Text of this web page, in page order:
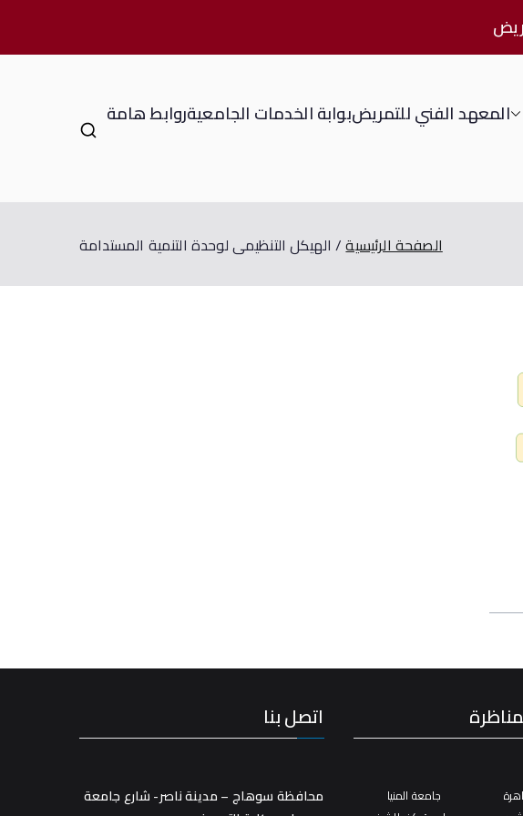
المعهد الفني للتمريضبوابة الخدمات الجامعيةروابط هامة
الصفحة الرئيسية الهيكل التنظيمى لوحدة التنمية المستدامة
جامعة المنيا
اتصل بنا
محافظة سوهاج – مدينة ناصر- شارع جامعة